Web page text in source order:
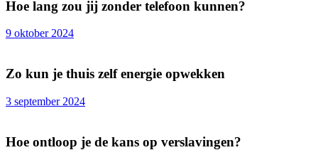
Hoe lang zou jij zonder telefoon kunnen?
9 oktober 2024
Zo kun je thuis zelf energie opwekken
3 september 2024
Hoe ontloop je de kans op verslavingen?